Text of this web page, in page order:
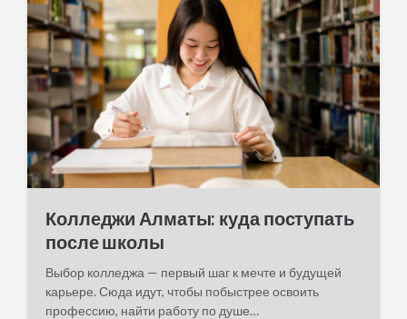
a
t
Колледжи Алматы: куда поступать
после школы
Выбор колледжа — первый шаг к мечте и будущей
карьере. Сюда идут, чтобы побыстрее освоить
профессию, найти работу по душе…